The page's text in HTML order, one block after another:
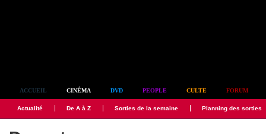
ACCUEIL CINÉMA DVD PEOPLE CULTE FORUM
Actualité De A à Z Sorties de la semaine Planning des sorties